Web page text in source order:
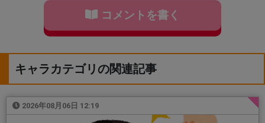
コメントを書く
キャラカテゴリの関連記事
2026年08月06日 12:19